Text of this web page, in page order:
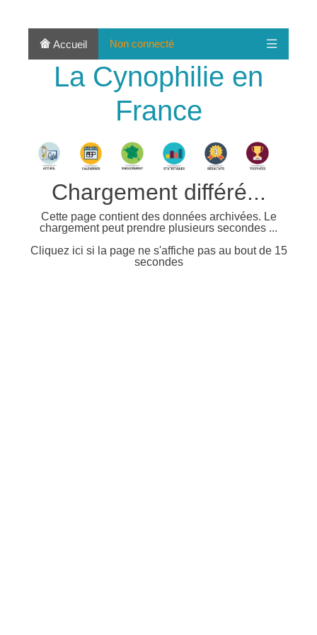
Accueil Non connecté
La Cynophilie en
France
Chargement différé...
Cette page contient des données archivées. Le
chargement peut prendre plusieurs secondes ...
Cliquez ici si la page ne s'affiche pas au bout de 15
secondes